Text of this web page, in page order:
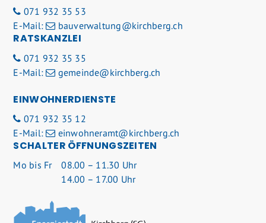
071 932 35 53
E-Mail:
bauverwaltung@kirchberg.ch
RATSKANZLEI
071 932 35 35
E-Mail:
gemeinde@kirchberg.ch
EINWOHNERDIENSTE
071 932 35 12
E-Mail:
einwohneramt@kirchberg.ch
SCHALTER ÖFFNUNGSZEITEN
Mo bis Fr
08.00 – 11.30 Uhr
14.00 – 17.00 Uhr